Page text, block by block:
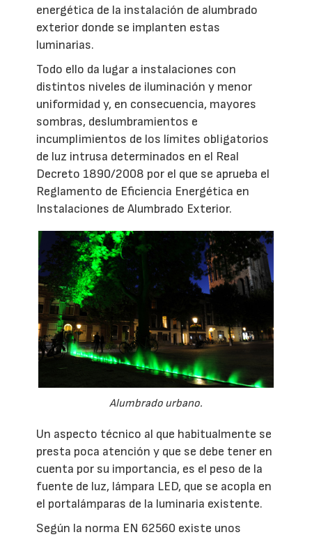
energética de la instalación de alumbrado
exterior donde se implanten estas
luminarias.
Todo ello da lugar a instalaciones con
distintos niveles de iluminación y menor
uniformidad y, en consecuencia, mayores
sombras, deslumbramientos e
incumplimientos de los límites obligatorios
de luz intrusa determinados en el Real
Decreto 1890/2008 por el que se aprueba el
Reglamento de Eficiencia Energética en
Instalaciones de Alumbrado Exterior.
Alumbrado urbano.
Un aspecto técnico al que habitualmente se
presta poca atención y que se debe tener en
cuenta por su importancia, es el peso de la
fuente de luz, lámpara LED, que se acopla en
el portalámparas de la luminaria existente.
Según la norma EN 62560 existe unos